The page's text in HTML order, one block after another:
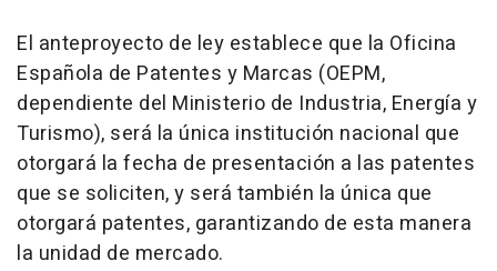
El anteproyecto de ley establece que la Oficina
Española de Patentes y Marcas (OEPM,
dependiente del Ministerio de Industria, Energía y
Turismo), será la única institución nacional que
otorgará la fecha de presentación a las patentes
que se soliciten, y será también la única que
otorgará patentes, garantizando de esta manera
la unidad de mercado.